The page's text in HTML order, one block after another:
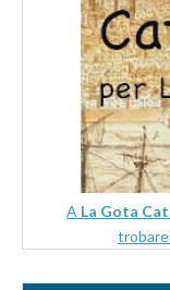
A La Gota